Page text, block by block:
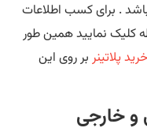
برای کسب اطلاعات
نمایید همین طور
بر روی این